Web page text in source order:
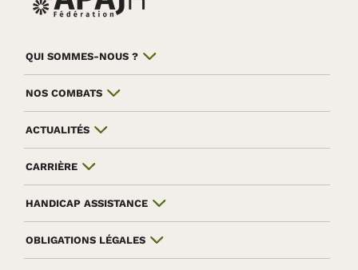
QUI SOMMES-NOUS ?
NOS COMBATS
ACTUALITÉS
CARRIÈRE
HANDICAP ASSISTANCE
OBLIGATIONS LÉGALES